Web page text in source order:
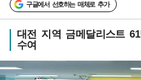
구글에서 선호하는 매체로 추가
대전 지역 금메달리스트
수여